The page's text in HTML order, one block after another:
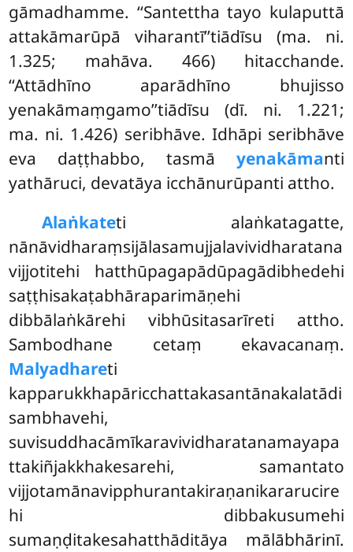
gāmadhamme. ‘‘Santettha tayo kulaputtā
attakāmarūpā viharantī’’tiādīsu (ma. ni.
1.325; mahāva. 466) hitacchande.
‘‘Attādhīno aparādhīno bhujisso
yenakāmaṃgamo’’tiādīsu(dī. ni. 1.221;
ma. ni. 1.426) seribhāve. Idhāpi seribhāve
eva daṭṭhabbo, tasmā yenakāmanti
yathāruci, devatāya icchānurūpanti attho.
Alaṅkateti alaṅkatagatte,
nānāvidharaṃsijālasamujjalavividharatana
vijjotitehi hatthūpagapādūpagādibhedehi
saṭṭhisakaṭabhāraparimāṇehi
dibbālaṅkārehi vibhūsitasarīreti attho.
Sambodhane cetaṃ ekavacanaṃ.
Malyadhareti
kapparukkhapāricchattakasantānakalatādi
sambhavehi,
suvisuddhacāmīkaravividharatanamayapa
ttakiñjakkhakesarehi, samantato
vijjotamānavipphurantakiraṇanikararucire
hi dibbakusumehi
sumaṇḍitakesahatthāditāya mālābhārinī.